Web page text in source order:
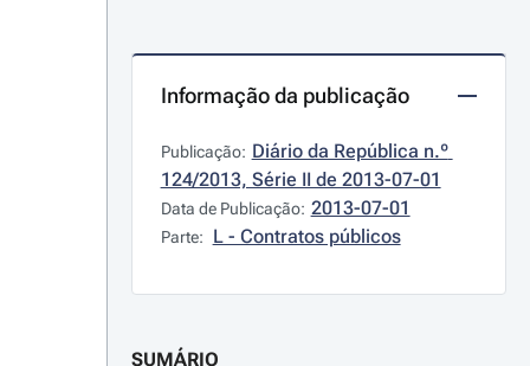
Informação da publicação
Publicação: Diário da República n.º
124/2013, Série II de 2013-07-01
Data de Publicação: 2013-07-01
Parte: L - Contratos públicos
SUMÁRIO